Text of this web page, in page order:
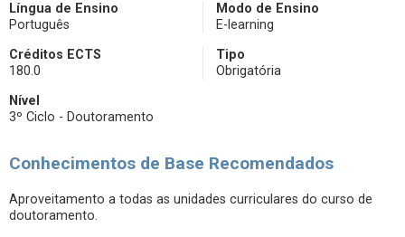
Língua de Ensino
Português
Modo de Ensino
E-learning
Créditos ECTS
180.0
Tipo
Obrigatória
Nível
3º Ciclo - Doutoramento
Conhecimentos de Base Recomendados
Aproveitamento a todas as unidades curriculares do curso de
doutoramento.